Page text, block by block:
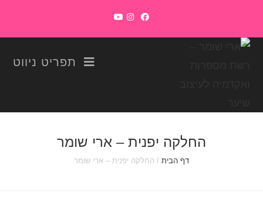
תפריט ניווט
החלקה יפנית – ארי שומר
דף הבית / החלקה יפנית – ארי שומר